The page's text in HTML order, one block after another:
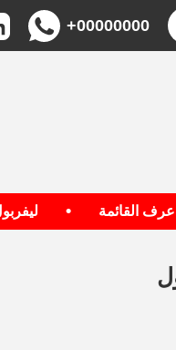
+00000000
القائمة